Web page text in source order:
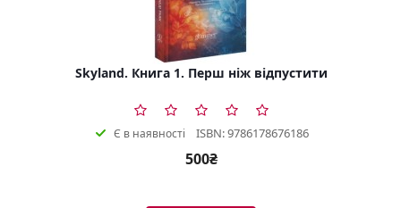
Skyland. Книга 1. Перш ніж відпустити
Є в наявності ISBN: 9786178676186
500₴